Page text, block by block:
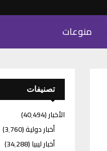
منوعات
تصنيفات
الأخبار(40٬494)
أخبار دولية(3٬760)
أخبار ليبيا(34٬288)